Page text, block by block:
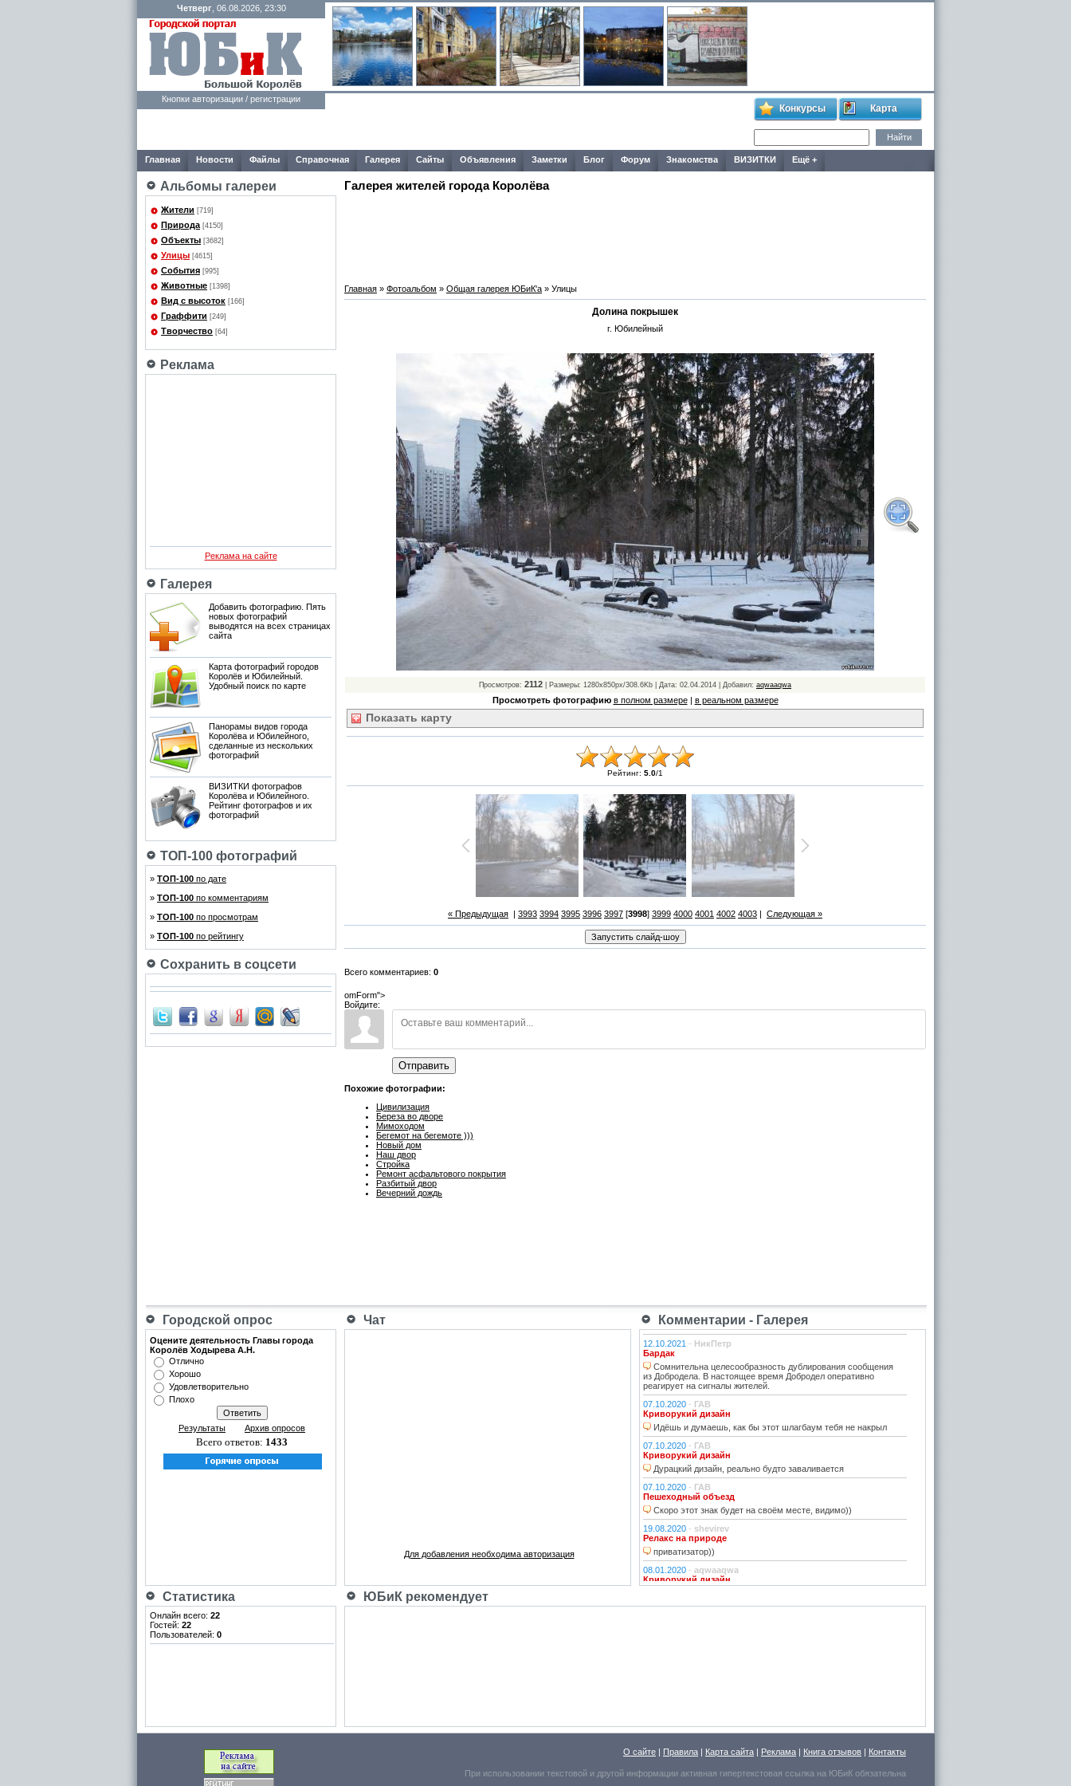
Четверг, 06.08.2026, 23:30
Кнопки авторизации / регистрации
Конкурсы Карта
Главная Новости Файлы Справочная Галерея Сайты Объявления Заметки Блог Форум Знакомства ВИЗИТКИ Ещё +
Альбомы галереи
Жители [719]
Природа [4150]
Объекты [3682]
Улицы [4615]
События [995]
Животные [1398]
Вид с высоток [166]
Граффити [249]
Творчество [64]
Реклама
Реклама на сайте
Галерея
Добавить фотографию. Пять
новых фотографий
выводятся на всех страницах
сайта
Карта фотографий городов
Королёв и Юбилейный.
Удобный поиск по карте
Панорамы видов города
Королёва и Юбилейного,
сделанные из нескольких
фотографий
ВИЗИТКИ фотографов
Королёва и Юбилейного.
Рейтинг фотографов и их
фотографий
ТОП-100 фотографий
» ТОП-100 по дате
» ТОП-100 по комментариям
» ТОП-100 по просмотрам
» ТОП-100 по рейтингу
Сохранить в соцсети
Галерея жителей города Королёва
Главная » Фотоальбом » Общая галерея ЮБиК'a » Улицы
Долина покрышек
г. Юбилейный
Просмотров: 2112 | Размеры: 1280x850px/308.6Kb | Дата: 02.04.2014 | Добавил: aqwaaqwa
Просмотреть фотографию в полном размере| в реальном размере
Показать карту
Рейтинг: 5.0/1
« Предыдущая | 3993 3994 3995 3996 3997 [3998] 3999 4000 4001 4002 4003 | Следующая »
Всего комментариев: 0
omForm">
Войдите:
Отправить
Похожие фотографии:
Цивилизация
Береза во дворе
Мимоходом
Бегемот на бегемоте )))
Новый дом
Наш двор
Стройка
Ремонт асфальтового покрытия
Разбитый двор
Вечерний дождь
Городской опрос Чат Комментарии - Галерея
Оцените деятельность Главы города
Королёв Ходырева А.Н.
Отлично
Хорошо
Удовлетворительно
Плохо
Результаты Архив опросов
Всего ответов: 1433
Для добавления необходима авторизация
12.10.2021 - НикПетр
Бардак
Сомнительна целесообразность дублирования сообщения
из Добродела. В настоящее время Добродел оперативно
реагирует на сигналы жителей.
07.10.2020 - ГАВ
Криворукий дизайн
Идёшь и думаешь, как бы этот шлагбаум тебя не накрыл
07.10.2020 - ГАВ
Криворукий дизайн
Дурацкий дизайн, реально будто заваливается
07.10.2020 - ГАВ
Пешеходный объезд
Скоро этот знак будет на своём месте, видимо))
19.08.2020 - shevirev
Релакс на природе
приватизатор))
08.01.2020 - aqwaaqwa
Криворукий дизайн
По предпросмотру фото показалось, что это гриб в листьях
Надо же, какое место для сна выбрал.
Статистика ЮБиК рекомендует
Онлайн всего: 22
Гостей: 22
Пользователей: 0
О сайте | Правила | Карта сайта | Реклама | Книга отзывов | Контакты
При использовании текстовой и другой информации активная гипертекстовая ссылка на ЮБиК обязательна